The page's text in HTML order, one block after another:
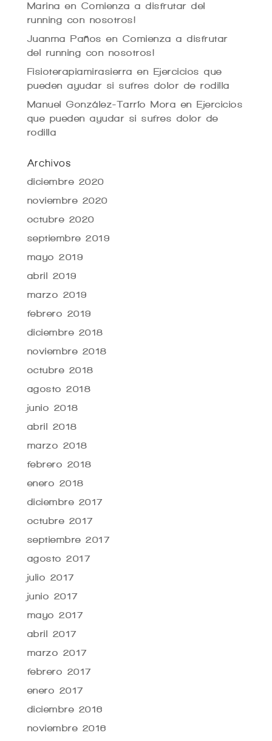
Marina en Comienza a disfrutar del
running con nosotros!
Juanma Paños en Comienza a disfrutar
del running con nosotros!
Fisioterapiamirasierra en Ejercicios que
pueden ayudar si sufres dolor de rodilla
Manuel González-Tarrío Mora enEjercicios
que pueden ayudar si sufres dolor de
rodilla
Archivos
diciembre 2020
noviembre 2020
octubre 2020
septiembre 2019
mayo 2019
abril 2019
marzo 2019
febrero 2019
diciembre 2018
noviembre 2018
octubre 2018
agosto 2018
junio 2018
abril 2018
marzo 2018
febrero 2018
enero 2018
diciembre 2017
octubre 2017
septiembre 2017
agosto 2017
julio 2017
junio 2017
mayo 2017
abril 2017
marzo 2017
febrero 2017
enero 2017
diciembre 2016
noviembre 2016